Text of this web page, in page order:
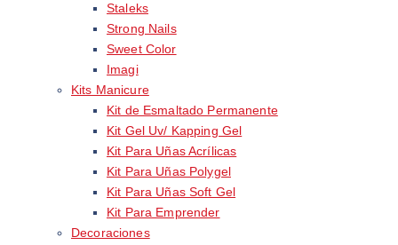
Staleks
Strong Nails
Sweet Color
Imagi
Kits Manicure
Kit de Esmaltado Permanente
Kit Gel Uv/ Kapping Gel
Kit Para Uñas Acrílicas
Kit Para Uñas Polygel
Kit Para Uñas Soft Gel
Kit Para Emprender
Decoraciones